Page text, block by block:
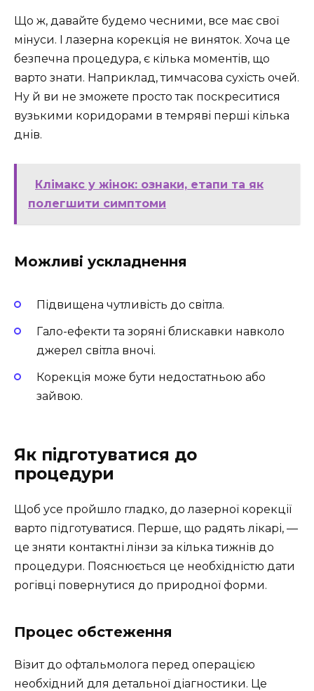
Що ж, давайте будемо чесними, все має свої
мінуси. І лазерна корекція не виняток. Хоча це
безпечна процедура, є кілька моментів, що
варто знати. Наприклад, тимчасова сухість очей.
Ну й ви не зможете просто так поскреситися
вузькими коридорами в темряві перші кілька
днів.
Клімакс у жінок: ознаки, етапи та як
полегшити симптоми
Можливі ускладнення
Підвищена чутливість до світла.
Гало-ефекти та зоряні блискавки навколо
джерел світла вночі.
Корекція може бути недостатньою або
зайвою.
Як підготуватися до
процедури
Щоб усе пройшло гладко, до лазерної корекції
варто підготуватися. Перше, що радять лікарі, —
це зняти контактні лінзи за кілька тижнів до
процедури. Пояснюється це необхідністю дати
рогівці повернутися до природної форми.
Процес обстеження
Візит до офтальмолога перед операцією
необхідний для детальної діагностики. Це